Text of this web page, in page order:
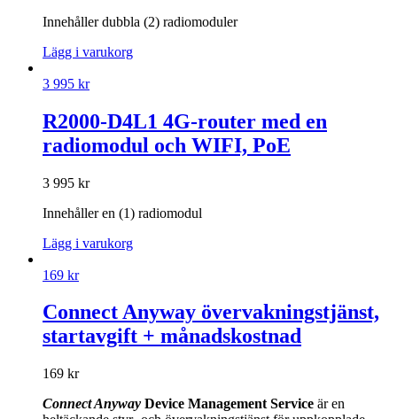
Innehåller dubbla (2) radiomoduler
Lägg i varukorg
3 995 kr
R2000-D4L1 4G-router med en
radiomodul och WIFI, PoE
3 995 kr
Innehåller en (1) radiomodul
Lägg i varukorg
169 kr
Connect Anyway övervakningstjänst,
startavgift + månadskostnad
169 kr
Connect Anyway Device Management Service är en